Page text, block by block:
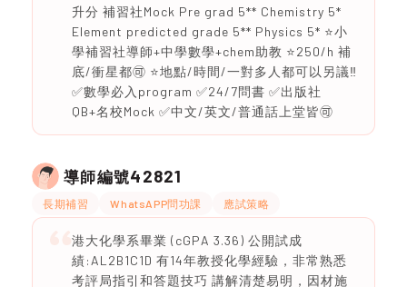
升分 補習社Mock Pre grad 5** Chemistry 5*
Element predicted grade 5** Physics 5* ⭐️小
學補習社導師+中學數學+chem助教 ⭐️250/h 補
底/衝星都🉑 ⭐️地點/時間/一對多人都可以另議‼️
✅數學必入program ✅24/7問書 ✅出版社
QB+名校Mock ✅中文/英文/普通話上堂皆🉑
導師編號42821
長期補習 WhatsAPP問功課 應試策略
港大化學系畢業 (cGPA 3.36) 公開試成
績:AL2B1C1D 有14年教授化學經驗，非常熟悉
考評局指引和答題技巧 講解清楚易明，因材施